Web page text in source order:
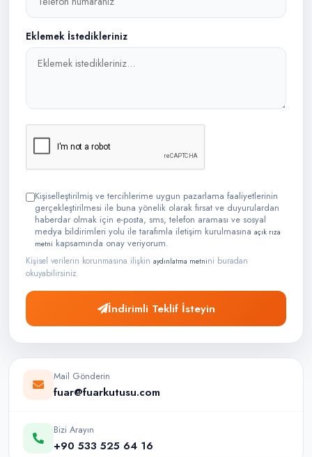
Eklemek İstedikleriniz
Kişiselleştirilmiş ve tercihlerime uygun pazarlama faaliyetlerinin
gerçekleştirilmesi ile buna yönelik olarak fırsat ve duyurulardan
haberdar olmak için e-posta, sms, telefon araması ve sosyal
medya bildirimleri yolu ile tarafımla iletişim kurulmasına açık rıza
metni kapsamında onay veriyorum.
Kişisel verilerin korunmasına ilişkin aydınlatma metnini buradan
okuyabilirsiniz.
İndirimli Teklif İsteyin
Mail Gönderin
fuar@fuarkutusu.com
Bizi Arayın
+90 533 525 64 16